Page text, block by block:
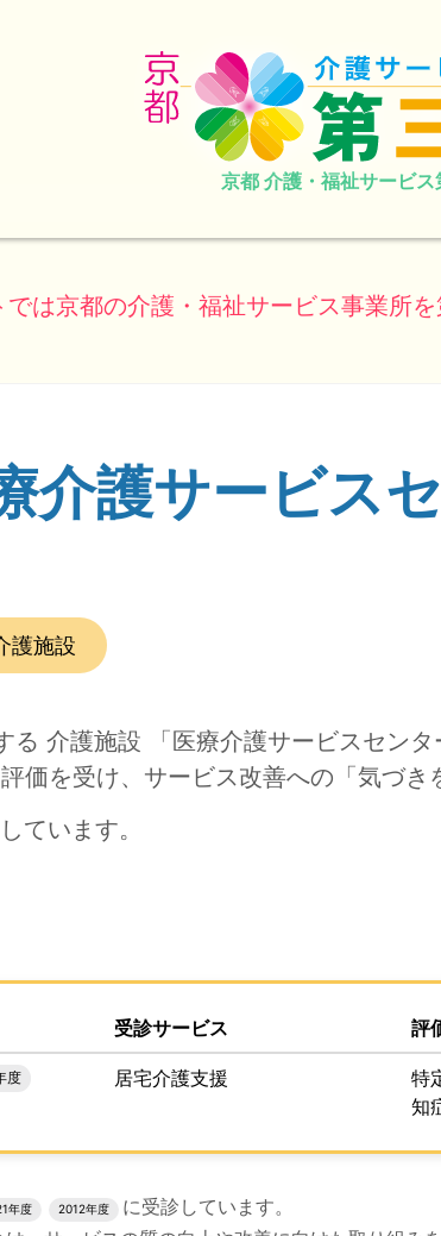
京都 介護・福祉サービ
では京都の介護・福祉サービス事業所
介護サービス
護施設
る 介護施設 「医療介護サービスセン
価を受け、サービス改善への「気づき
ています。
は以上です。
エリアです。
業所の評価結果をPDFでダウンロードすることが
受診サービス 評
度 居宅介護支援
特
知
エリアの読み上げは以上です。
年度 2012年度
に受診しています。